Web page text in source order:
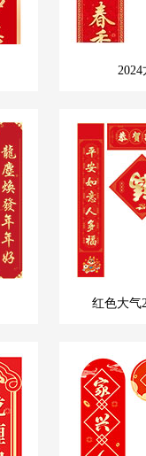
红色大气